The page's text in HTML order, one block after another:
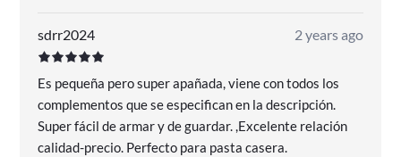
sdrr2024 2 years ago
Es pequeña pero super apañada, viene con todos los
complementos que se especifican en la descripción.
Super fácil de armar y de guardar. ,Excelente relación
calidad-precio. Perfecto para pasta casera.